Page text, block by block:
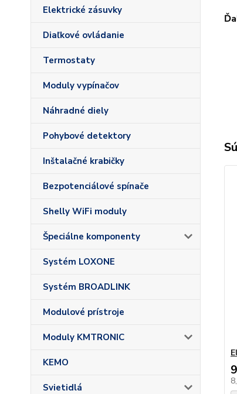
Elektrické zásuvky
Diaľkové ovládanie
Termostaty
Moduly vypínačov
Náhradné diely
Pohybové detektory
Inštalačné krabičky
Bezpotenciálové spínače
Shelly WiFi moduly
Špeciálne komponenty
Systém LOXONE
Systém BROADLINK
Modulové prístroje
Moduly KMTRONIC
KEMO
Svietidlá